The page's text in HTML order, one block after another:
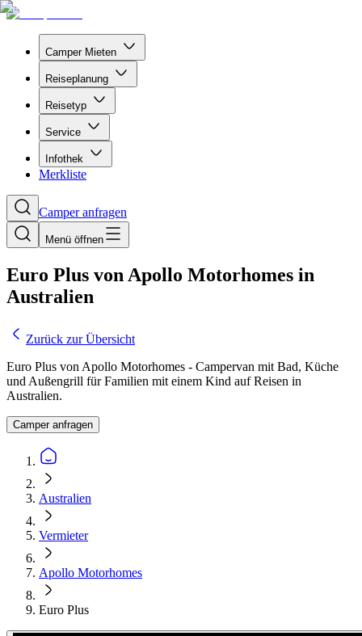
Camper Mieten
Reiseplanung
Reisetyp
Service
Infothek
Merkliste
Camper anfragen
Menü öffnen
Euro Plus von Apollo Motorhomes in
Australien
Zurück zur Übersicht
Euro Plus von Apollo Motorhomes - Campervan mit Bad, Küche
und Außengrill für Familien mit einem Kind auf Reisen in
Australien.
Camper anfragen
Australien
Vermieter
Apollo Motorhomes
Euro Plus